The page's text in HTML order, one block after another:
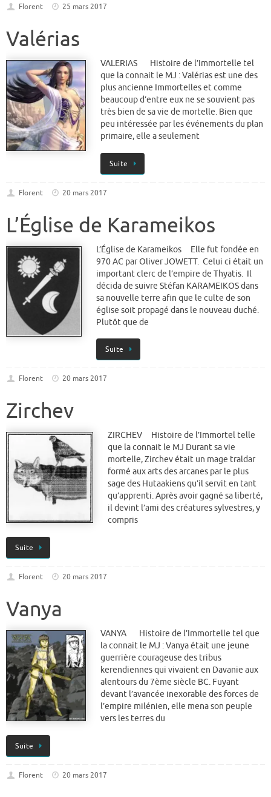
Florent 25 mars 2017
Valérias
VALERIAS Histoire de l’Immortelle tel
que la connait le MJ : Valérias est une des
plus ancienne Immortelles et comme
beaucoup d’entre eux ne se souvient pas
très bien de sa vie de mortelle. Bien que
peu intéressée par les événements du plan
primaire, elle a seulement
Suite
Florent 20 mars 2017
L’Église de Karameikos
L’Église de Karameikos Elle fut fondée en
970 AC par Oliver JOWETT. Celui ci était un
important clerc de l’empire de Thyatis. Il
décida de suivre Stéfan KARAMEIKOS dans
sa nouvelle terre afin que le culte de son
église soit propagé dans le nouveau duché.
Plutôt que de
Suite
Florent 20 mars 2017
Zirchev
ZIRCHEV Histoire de l’Immortel telle
que la connait le MJ Durant sa vie
mortelle, Zirchev était un mage traldar
formé aux arts des arcanes par le plus
sage des Hutaakiens qu’il servit en tant
qu’apprenti. Après avoir gagné sa liberté,
il devint l’ami des créatures sylvestres, y
compris
Suite
Florent 20 mars 2017
Vanya
VANYA Histoire de l’Immortelle tel que
la connait le MJ : Vanya était une jeune
guerrière courageuse des tribus
kerendiennes qui vivaient en Davanie aux
alentours du 7ème siècle BC. Fuyant
devant l’avancée inexorable des forces de
l’empire milénien, elle mena son peuple
vers les terres du
Suite
Florent 20 mars 2017